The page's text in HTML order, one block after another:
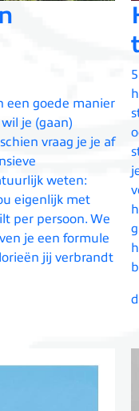
een goede manier
je (gaan)
vraag je je af
weten:
eigenlijk met
per persoon. We
je een formule
jij verbrandt